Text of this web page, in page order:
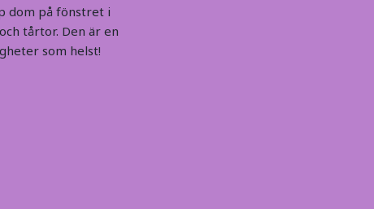
dom på fönstret i
tårtor. Den är en
som helst!